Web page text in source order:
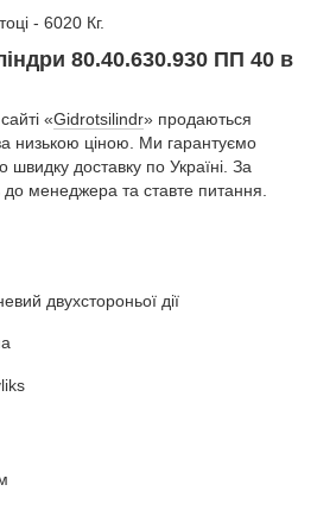
- 6020 Кг.
80.40.630.930 ПП 40 в
«Gidrotsilindr» продаються
низькою ціною. Ми гарантуємо
швидку доставку по Україні. За
до менеджера та ставте питання.
двухстороньої дії